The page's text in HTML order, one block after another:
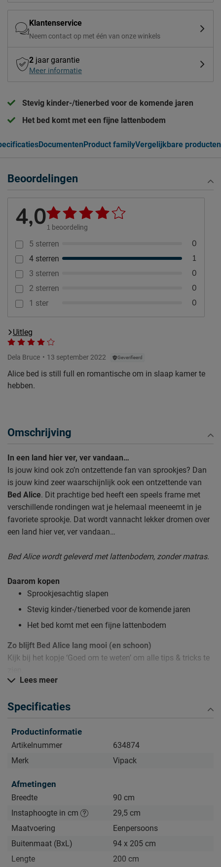
Klantenservice
Neem contact op met één van onze winkels
2 jaar garantie
Meer informatie
Stevig kinder-/tienerbed voor de komende jaren
Het bed komt met een fijne lattenbodem
DocumentenProduct familyVergelijkbare producten
Beoordelingen
4,01 beoordeling
5 sterren 0
4 sterren 1
3 sterren 0
2 sterren 0
1 ster 0
Uitleg
Dela Bruce 13 september 2022 Geverifieerd
Alice bed is still full en romantische om in slaap kamer te
hebben.
Omschrijving
In een land hier ver, ver vandaan…
Is jouw kind ook zo’n ontzettende fan van sprookjes? Dan
is jouw kind zeer waarschijnlijk ook een ontzettende van
Bed Alice. Dit prachtige bed heeft een speels frame met
verschillende rondingen wat je helemaal meeneemt in je
favoriete sprookje. Dat wordt vannacht lekker dromen over
een land hier ver, ver vandaan…
Bed Alice wordt geleverd met lattenbodem, zonder matras.
Daarom kopen
Sprookjesachtig slapen
Stevig kinder-/tienerbed voor de komende jaren
Het bed komt met een fijne lattenbodem
Zo blijft Bed Alice lang mooi (en schoon)
Kijk bij het kopje ‘Goed om te weten’ om alle tips & tricks te
Lees meer
Specificaties
Productinformatie
Artikelnummer
634874
Merk
Vipack
Afmetingen
Breedte
90 cm
Instaphoogte in cm
29,5 cm
Maatvoering
Eenpersoons
Buitenmaat (BxL)
94 x 205 cm
Lengte
200 cm